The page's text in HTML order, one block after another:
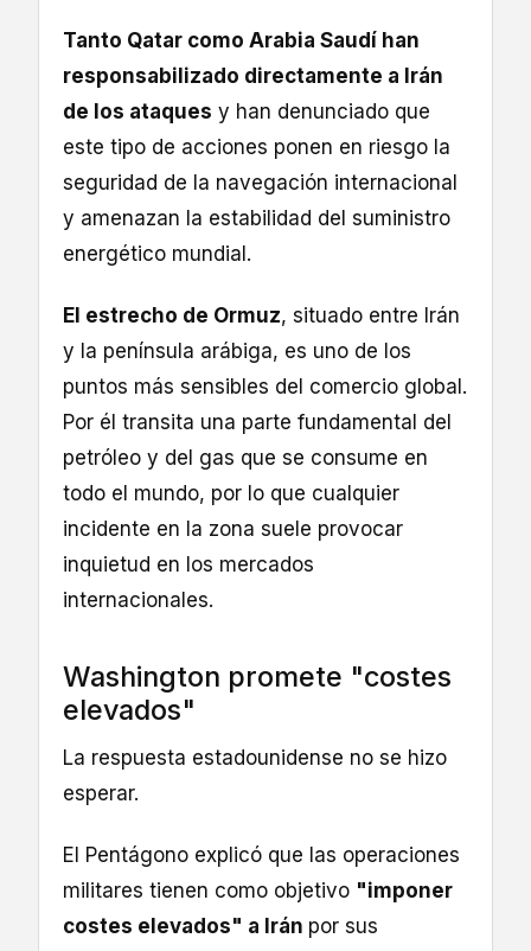
Tanto Qatar como Arabia Saudí han
responsabilizado directamente a Irán
de los ataques y han denunciado que
este tipo de acciones ponen en riesgo la
seguridad de la navegación internacional
y amenazan la estabilidad del suministro
energético mundial.
El estrecho de Ormuz, situado entre Irán
y la península arábiga, es uno de los
puntos más sensibles del comercio global.
Por él transita una parte fundamental del
petróleo y del gas que se consume en
todo el mundo, por lo que cualquier
incidente en la zona suele provocar
inquietud en los mercados
internacionales.
Washington promete "costes
elevados"
La respuesta estadounidense no se hizo
esperar.
El Pentágono explicó que las operaciones
militares tienen como objetivo "imponer
costes elevados" a Irán por sus